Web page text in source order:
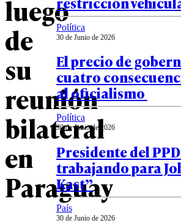
luego
de
su
reunión
bilateral
en
Paraguay
Política
30 de Junio de 2026
El precio de
cuatro
al oficialismo
Política
30 de Junio de 2026
Presidente del
trabajando para
Kast”
País
30 de Junio de 2026